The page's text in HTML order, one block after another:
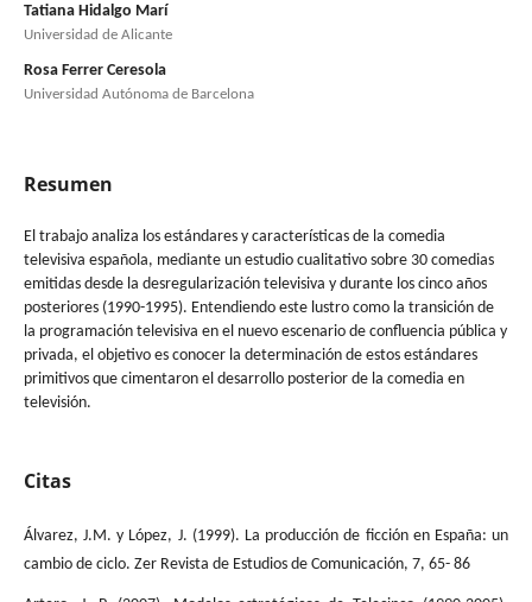
Tatiana Hidalgo Marí
Universidad de Alicante
Rosa Ferrer Ceresola
Universidad Autónoma de Barcelona
Resumen
El trabajo analiza los estándares y características de la comedia
televisiva española, mediante un estudio cualitativo sobre 30 comedias
emitidas desde la desregularización televisiva y durante los cinco años
posteriores (1990-1995). Entendiendo este lustro como la transición de
la programación televisiva en el nuevo escenario de confluencia pública y
privada, el objetivo es conocer la determinación de estos estándares
primitivos que cimentaron el desarrollo posterior de la comedia en
televisión.
Citas
Álvarez, J.M. y López, J. (1999). La producción de ficción en España: un
cambio de ciclo. Zer Revista de Estudios de Comunicación, 7, 65- 86